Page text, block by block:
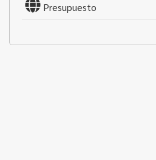
Presupuesto